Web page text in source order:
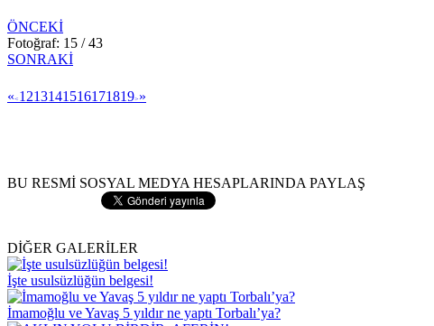
ÖNCEKİ
Fotoğraf: 15 / 43
SONRAKİ
«< 1213141516171819> »
BU RESMİ SOSYAL MEDYA HESAPLARINDA PAYLAŞ
DİĞER GALERİLER
İşte usulsüzlüğün belgesi!
İmamoğlu ve Yavaş 5 yıldır ne yaptı Torbalı’ya?